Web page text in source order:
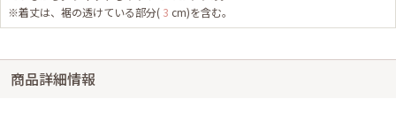
※着丈は、裾の透けている部分( 3 cm)を含む。
商品詳細情報